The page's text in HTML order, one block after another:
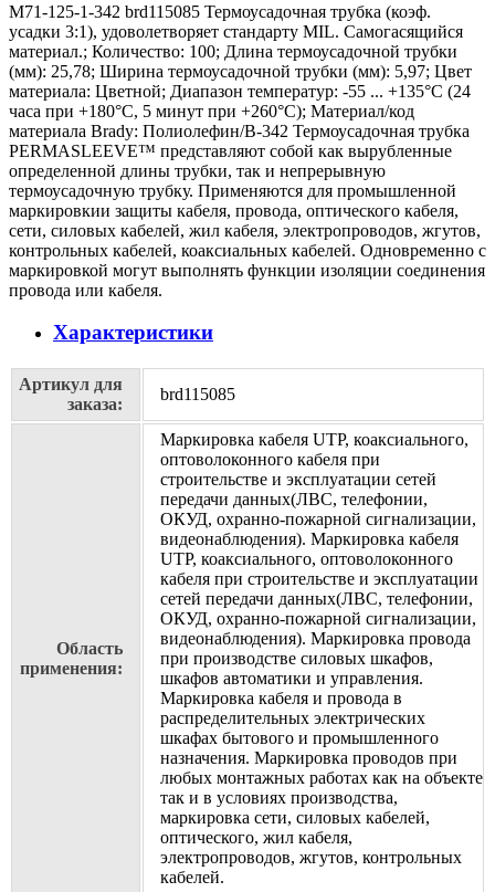
M71-125-1-342 brd115085 Термоусадочная трубка (коэф.
усадки 3:1), удоволетворяет стандарту MIL. Самогасящийся
материал.; Количество: 100; Длина термоусадочной трубки
(мм): 25,78; Ширина термоусадочной трубки (мм): 5,97; Цвет
материала: Цветной; Диапазон температур: -55 ... +135°С (24
часа при +180°С, 5 минут при +260°С); Материал/код
материала Brady: Полиолефин/В-342 Термоусадочная трубка
PERMASLEEVE™ представляют собой как вырубленные
определенной длины трубки, так и непрерывную
термоусадочную трубку. Применяются для промышленной
маркировкии защиты кабеля, провода, оптического кабеля,
сети, силовых кабелей, жил кабеля, электропроводов, жгутов,
контрольных кабелей, коаксиальных кабелей. Одновременно с
маркировкой могут выполнять функции изоляции соединения
провода или кабеля.
Характеристики
Артикул для
заказа:
brd115085
Область
применения:
Маркировка кабеля UTP, коаксиального,
оптоволоконного кабеля при
строительстве и эксплуатации сетей
передачи данных(ЛВС, телефонии,
ОКУД, охранно-пожарной сигнализации,
видеонаблюдения). Маркировка кабеля
UTP, коаксиального, оптоволоконного
кабеля при строительстве и эксплуатации
сетей передачи данных(ЛВС, телефонии,
ОКУД, охранно-пожарной сигнализации,
видеонаблюдения). Маркировка провода
при производстве силовых шкафов,
шкафов автоматики и управления.
Маркировка кабеля и провода в
распределительных электрических
шкафах бытового и промышленного
назначения. Маркировка проводов при
любых монтажных работах как на объекте
так и в условиях производства,
маркировка сети, силовых кабелей,
оптического, жил кабеля,
электропроводов, жгутов, контрольных
кабелей.